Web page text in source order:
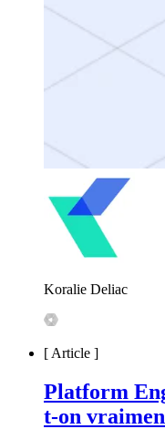
Koralie Deliac
[ Article ]
Platform
t-on